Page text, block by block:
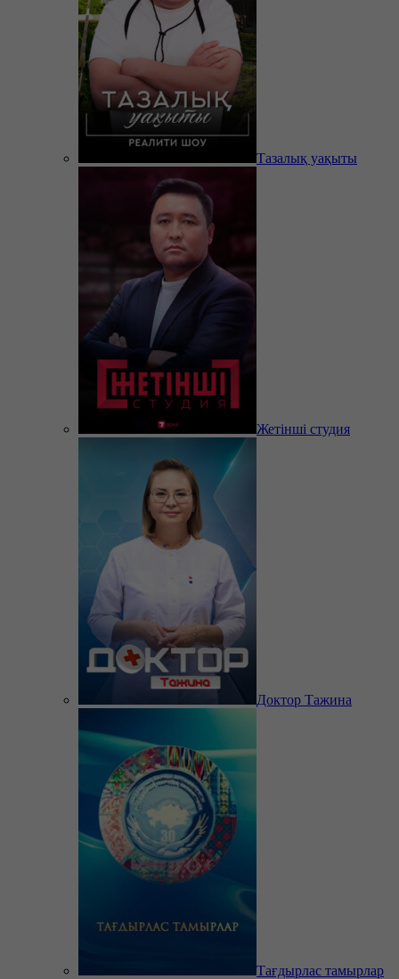
Тазалық уақыты
Жетінші студия
Доктор Тажина
Тағдырлас тамырлар